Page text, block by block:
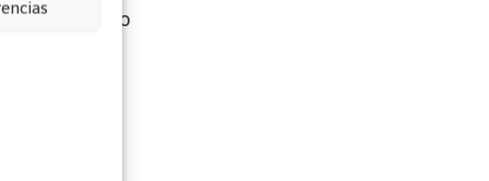
en perfecto
para